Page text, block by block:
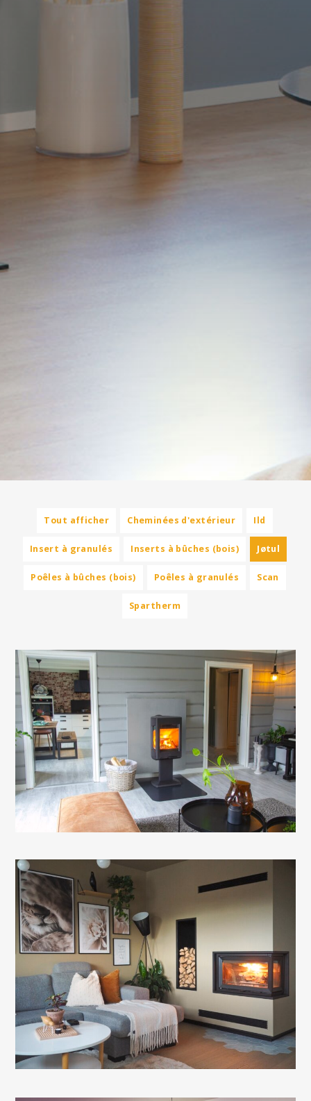
Tout afficher Cheminées d'extérieur Ild
Insert à granulés Inserts à bûches (bois) Jøtul
Poêles à bûches (bois) Poêles à granulés Scan
Spartherm
Le petit poêle à bois sur piétement piédestal
avec vitres latérales
Le plus grand insert à bois Jøtul à vitre latérale
droite
Articles plus anciens